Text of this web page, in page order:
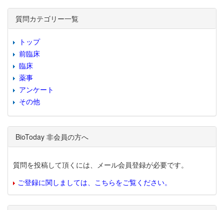
質問カテゴリー一覧
トップ
前臨床
臨床
薬事
アンケート
その他
BioToday 非会員の方へ
質問を投稿して頂くには、メール会員登録が必要です。
ご登録に関しましては、こちらをご覧ください。